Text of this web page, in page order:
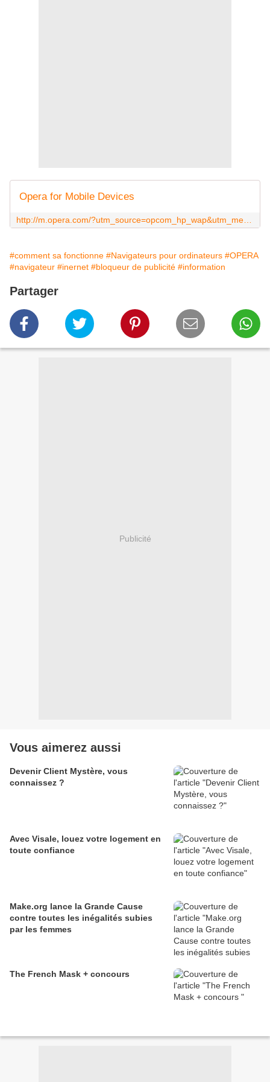
Opera for Mobile Devices
#comment sa fonctionne #Navigateurs pour ordinateurs #OPERA
#navigateur #inernet #bloqueur de publicité #information
Partager
Publicité
Vous aimerez aussi
Devenir Client Mystère, vous
connaissez ?
Avec Visale, louez votre logement en
toute confiance
Make.org lance la Grande Cause
contre toutes les inégalités subies
par les femmes
The French Mask + concours